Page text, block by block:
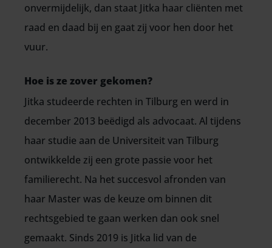
onvermijdelijk, dan staat Jitka haar cliënten met
raad en daad bij en gaat zij voor hen door het
vuur.
Hoe is ze zover gekomen?
Jitka studeerde rechten in Tilburg en werd in
december 2013 beëdigd als advocaat. Al tijdens
haar studie aan de Universiteit van Tilburg
ontwikkelde zij een grote passie voor het
familierecht. Na het succesvol afronden van
haar Master was de keuze om binnen dit
rechtsgebied te gaan werken dan ook snel
gemaakt. Sinds 2019 is Jitka lid van de